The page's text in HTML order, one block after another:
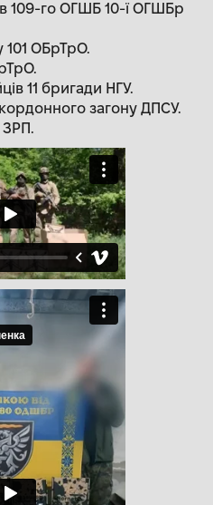
109-го ОГШБ 10-ї ОГШБр
101 ОБрТрО.
11 бригади НГУ.
загону ДПСУ.
ЗРП.